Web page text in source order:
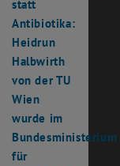
statt
Antibiotika:
Heidrun
Halbwirth
von der TU
Wien
wurde im
Bundesministerium
für